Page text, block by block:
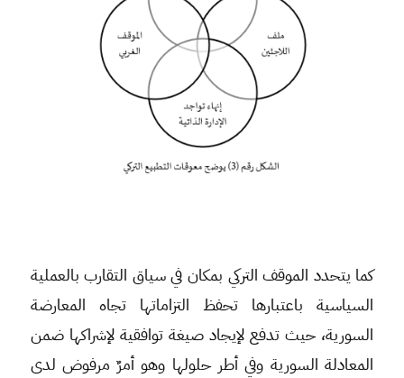
كما يتحدد الموقف التركي بمكان في سياق التقارب بالعملية
السياسية باعتبارها تحفظ التزاماتها تجاه المعارضة
السورية، حيث تدفع لإيجاد صيغة توافقية لإشراكها ضمن
المعادلة السورية وفي أطر حلولها وهو أمرٌ مرفوض لدى